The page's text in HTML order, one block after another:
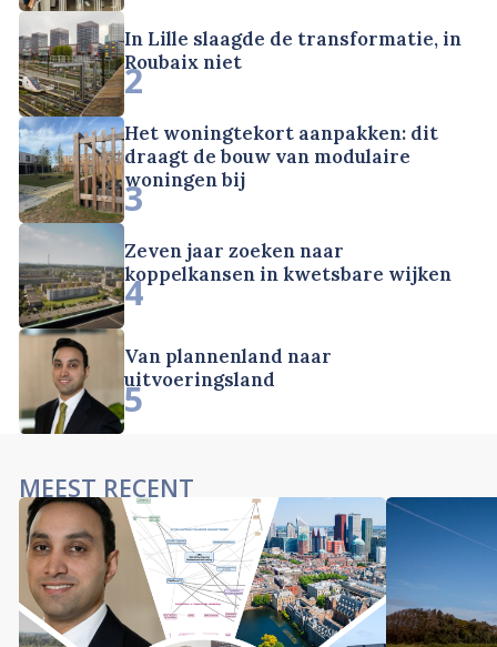
In Lille slaagde de transformatie, in
Roubaix niet
2
Het woningtekort aanpakken: dit
draagt de bouw van modulaire
woningen bij
3
Zeven jaar zoeken naar
koppelkansen in kwetsbare wijken
4
Van plannenland naar
uitvoeringsland
5
MEEST RECENT